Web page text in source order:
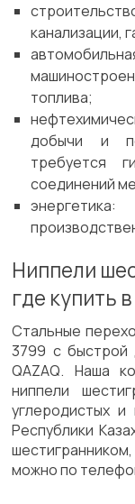
канализации,
топлива;
добычи и
требуется
соединений
Ниппели
где купить
Стальные
3799 с быстрой
QAZAQ. Наша
ниппели
углеродистых
Республики
можно по